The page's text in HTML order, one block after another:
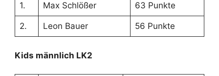
1. Max Schlößer 63 Punkte
2. Leon Bauer 56 Punkte
Kids männlich LK2